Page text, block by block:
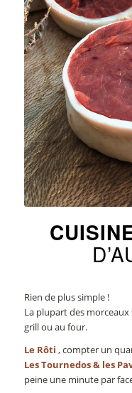
Rien de plus simple !
La plupart des morceaux
grill ou au four.
Le Rôti , compter un
Les Tournedos & les
peine une minute par